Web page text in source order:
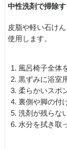
中性洗剤で掃除
皮脂や軽い石け
使用します。
風呂椅子全体
黒ずみに浴室
柔らかいスポ
裏側や脚の付
洗剤が残らな
水分を拭き取